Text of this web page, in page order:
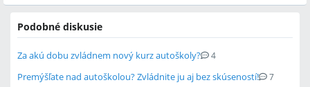
Podobné diskusie
Za akú dobu zvládnem nový kurz autoškoly? 4
Premýšľate nad autoškolou? Zvládnite ju aj bez skúseností! 7